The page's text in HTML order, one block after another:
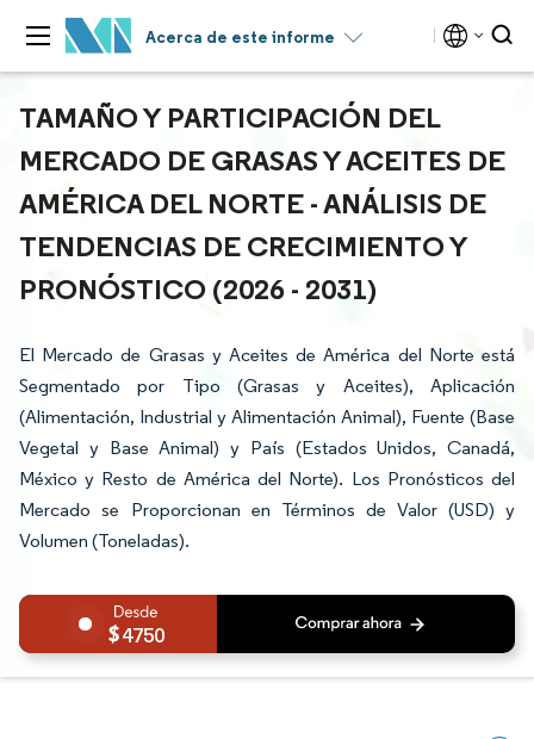
Acerca de este informe
TAMAÑO Y PARTICIPACIÓN DEL
MERCADO DE GRASAS Y ACEITES DE
AMÉRICA DEL NORTE - ANÁLISIS DE
TENDENCIAS DE CRECIMIENTO Y
PRONÓSTICO (2026 - 2031)
El Mercado de Grasas y Aceites de América del Norte está
Segmentado por Tipo (Grasas y Aceites), Aplicación
(Alimentación, Industrial y Alimentación Animal), Fuente (Base
Vegetal y Base Animal) y País (Estados Unidos, Canadá,
México y Resto de América del Norte). Los Pronósticos del
Mercado se Proporcionan en Términos de Valor (USD) y
Volumen (Toneladas).
4750